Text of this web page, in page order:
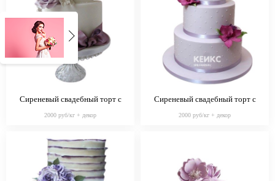
Сиреневый свадебный торт с
2000 руб/кг + декор
Сиреневый свадебный торт с
2000 руб/кг + декор